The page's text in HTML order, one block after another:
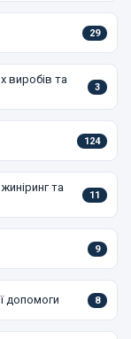
29
виробів та
3
124
та
11
9
допомоги 8